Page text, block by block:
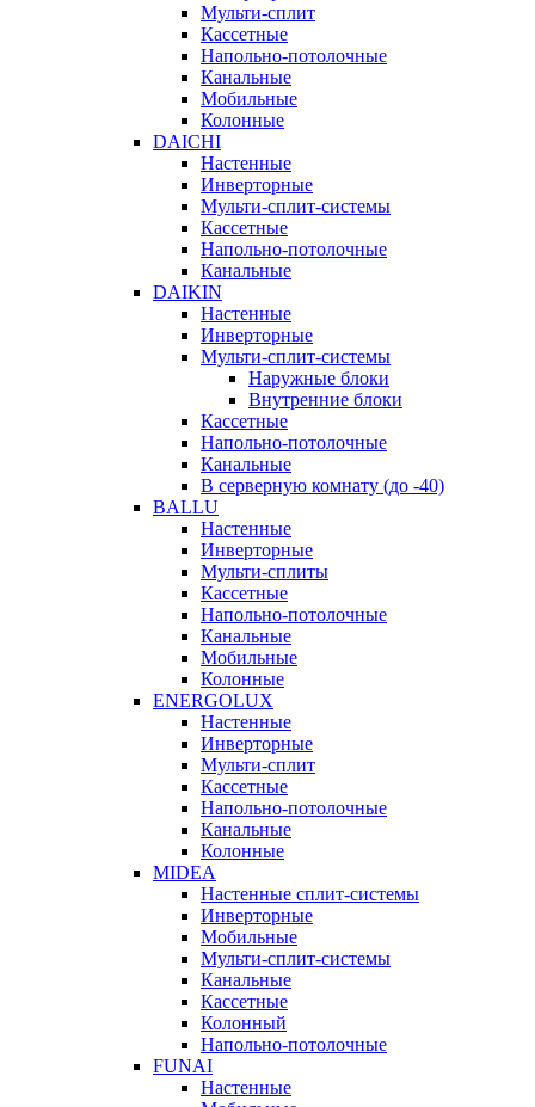
Мульти-сплит
Кассетные
Напольно-потолочные
Канальные
Мобильные
Колонные
DAICHI
Настенные
Инверторные
Мульти-сплит-системы
Кассетные
Напольно-потолочные
Канальные
DAIKIN
Настенные
Инверторные
Мульти-сплит-системы
Наружные блоки
Внутренние блоки
Кассетные
Напольно-потолочные
Канальные
В серверную комнату (до -40)
BALLU
Настенные
Инверторные
Мульти-сплиты
Кассетные
Напольно-потолочные
Канальные
Мобильные
Колонные
ENERGOLUX
Настенные
Инверторные
Мульти-сплит
Кассетные
Напольно-потолочные
Канальные
Колонные
MIDEA
Настенные сплит-системы
Инверторные
Мобильные
Мульти-сплит-системы
Канальные
Кассетные
Колонный
Напольно-потолочные
FUNAI
Настенные